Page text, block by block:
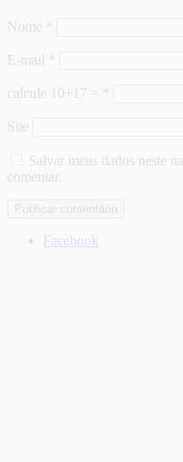
Nome
E-mail
calcule 10+17 =
Site
Salvar meus dados neste
comentar.
Facebook